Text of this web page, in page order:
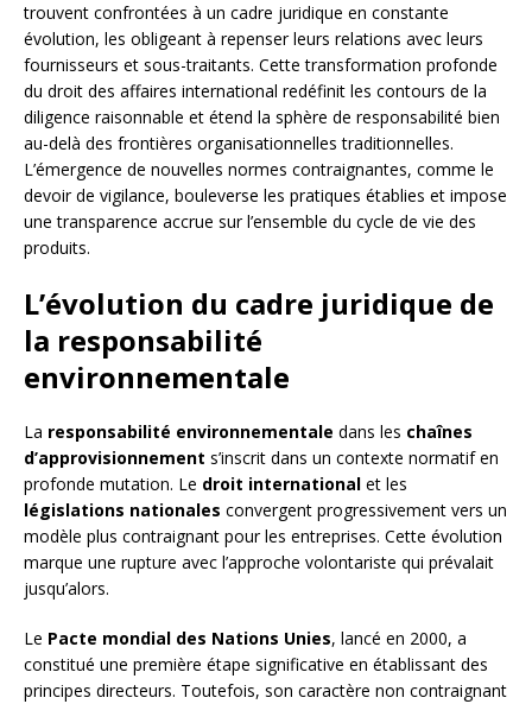
trouvent confrontées à un cadre juridique en constante
évolution, les obligeant à repenser leurs relations avec leurs
fournisseurs et sous-traitants. Cette transformation profonde
du droit des affaires international redéfinit les contours de la
diligence raisonnable et étend la sphère de responsabilité bien
au-delà des frontières organisationnelles traditionnelles.
L’émergence de nouvelles normes contraignantes, comme le
devoir de vigilance, bouleverse les pratiques établies et impose
une transparence accrue sur l’ensemble du cycle de vie des
produits.
L’évolution du cadre juridique de
la responsabilité
environnementale
La responsabilité environnementale dans les chaînes
d’approvisionnement s’inscrit dans un contexte normatif en
profonde mutation. Le droit international et les
législations nationales convergent progressivement vers un
modèle plus contraignant pour les entreprises. Cette évolution
marque une rupture avec l’approche volontariste qui prévalait
jusqu’alors.
Le Pacte mondial des Nations Unies, lancé en 2000, a
constitué une première étape significative en établissant des
principes directeurs. Toutefois, son caractère non contraignant